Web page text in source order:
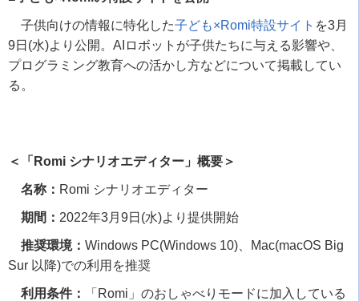
子供向けの情報に特化した子ども×Romi特設サイト を3月
9日 (水)より公開。 AI ロボットが子供たちに与える影響や、
プログラミング教育への活かし方などについて掲載してい
る。
＜「Romi シナリオエディター」概要＞
名称： Romi シナリオエディター
期間： 2022年3月 9日 (水)より提供開始
推奨環境： Windows PC(Windows 10)
Mac(macOS Big
Sur 以降)での利用を推奨
利用条件： 「 Romi 」のおしゃべりモードに加入している